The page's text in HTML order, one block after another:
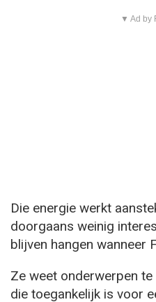
▼ Ad by
Die energie werkt
doorgaans weinig
blijven hangen wanneer
Ze weet onderwerpen
die toegankelijk is voor